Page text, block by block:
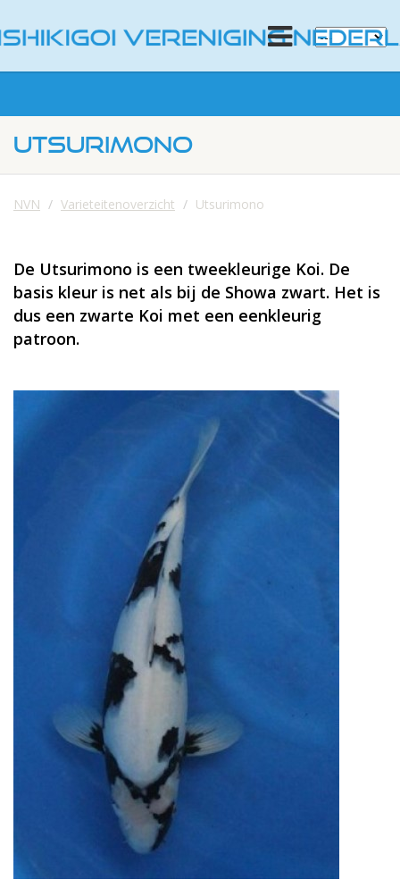
UTSURIMONO
NVN Varieteitenoverzicht Utsurimono
De Utsurimono is een tweekleurige Koi. De
basis kleur is net als bij de Showa zwart. Het is
dus een zwarte Koi met een eenkleurig
patroon.